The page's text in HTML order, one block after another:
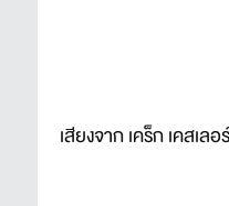
เสียงจาก เคร็ก เคสเ